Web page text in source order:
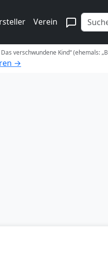
Verein
verschwundene Kind“ (ehemals:
→